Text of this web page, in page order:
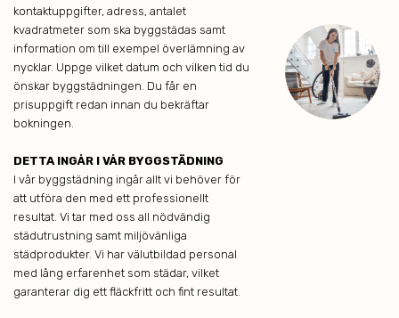
kontaktuppgifter, adress, antalet
kvadratmeter som ska byggstädas samt
information om till exempel överlämning av
nycklar. Uppge vilket datum och vilken tid du
önskar byggstädningen. Du får en
prisuppgift redan innan du bekräftar
bokningen.
DETTA INGÅR I VÅR BYGGSTÄDNING
I vår byggstädning ingår allt vi behöver för
att utföra den med ett professionellt
resultat. Vi tar med oss all nödvändig
städutrustning samt miljövänliga
städprodukter. Vi har välutbildad personal
med lång erfarenhet som städar, vilket
garanterar dig ett fläckfritt och fint resultat.